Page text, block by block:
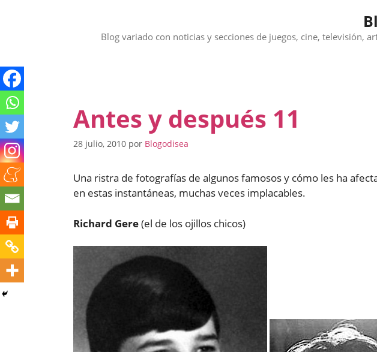
Blog variado con noticias y secciones de juegos, cine, televisión,
Antes y después 11
28 julio, 2010 por Blogodisea
Una ristra de fotografías de algunos famosos y cómo les ha
en estas instantáneas, muchas veces implacables.
Richard Gere(el de los ojillos chicos)